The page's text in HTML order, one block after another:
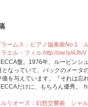
ラームス：ピアノ協奏曲No.1
ラエル・フィル http://ow.ly/4JtvV
盤。1976年、ルービンシ
となっていて、バックのメータ
価を与えています。『それは忘
だけに、もちろん優秀。
ルリオーズ：幻想交響曲 シャ